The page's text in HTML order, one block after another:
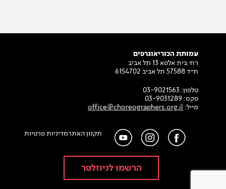
עמותת הכוריאוגרפים
רח׳ בית אלפא 13 תל אביב
ת״ד 57588 תל אביב 6154702
טלפון: 03-9021563
פקס: 03-9031289
מייל: office@choreographers.org.il
תקנון האתרמדיניות פרטיות
הרשמו לניוזלטר